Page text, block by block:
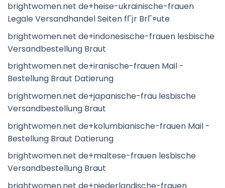
brightwomen.net de+heise-ukrainische-frauen
Legale Versandhandel Seiten fГјr BrГ¤ute
brightwomen.net de+indonesische-frauen lesbische
Versandbestellung Braut
brightwomen.net de+iranische-frauen Mail -
Bestellung Braut Datierung
brightwomen.net de+japanische-frau lesbische
Versandbestellung Braut
brightwomen.net de+kolumbianische-frauen Mail -
Bestellung Braut Datierung
brightwomen.net de+maltese-frauen lesbische
Versandbestellung Braut
brightwomen.net de+niederlandische-frauen